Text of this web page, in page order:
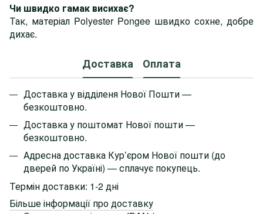
Чи швидко гамак висихає?
Так, матеріал Polyester Pongee швидко сохне, добре
дихає.
Доставка Оплата
Доставка у відділеня Нової Пошти —
безкоштовно.
Доставка у поштомат Нової пошти —
безкоштовно.
Адресна доставка Кур’єром Нової пошти (до
дверей по Україні) — сплачує покупець.
Термін доставки: 1-2 дні
Більше інформації про доставку